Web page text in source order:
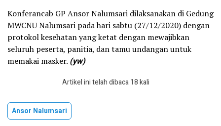
Konferancab GP Ansor Nalumsari dilaksanakan di Gedung
MWCNU Nalumsari pada hari sabtu (27/12/2020) dengan
protokol kesehatan yang ketat dengan mewajibkan
seluruh peserta, panitia, dan tamu undangan untuk
memakai masker. (yw)
Artikel ini telah dibaca 18 kali
Ansor Nalumsari